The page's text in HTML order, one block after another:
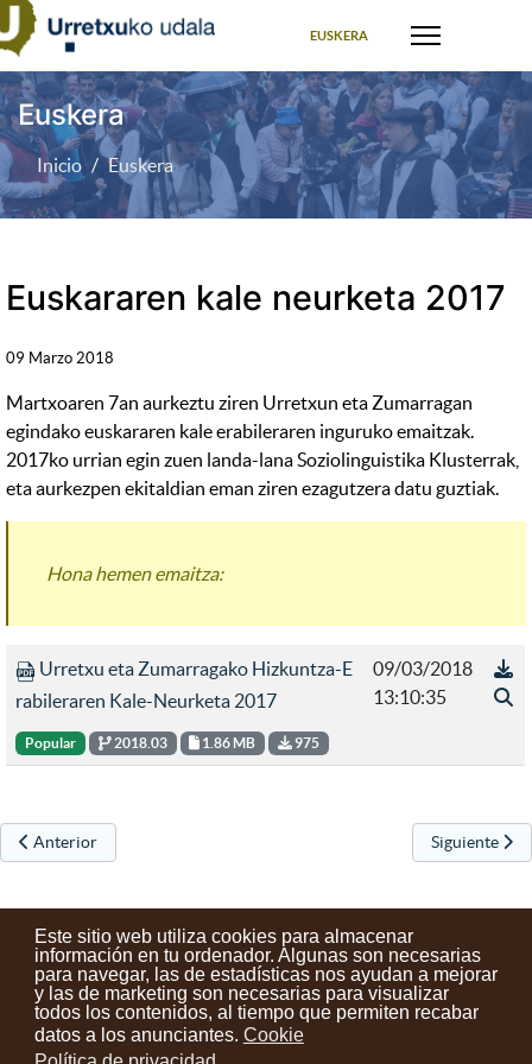
Este sitio web utiliza cookies para almacenar
información en tu ordenador. Algunas son necesarias
para navegar, las de estadísticas nos ayudan a mejorar
y las de marketing son necesarias para visualizar
todos los contenidos, al tiempo que permiten recabar
datos a los anunciantes. Cookie
EUSKERA
Euskera
Inicio Euskera
Euskararen kale neurketa 2017
09 Marzo 2018
Martxoaren 7an aurkeztu ziren Urretxun eta Zumarragan
egindako euskararen kale erabileraren inguruko emaitzak.
2017ko urrian egin zuen landa-lana Soziolinguistika Klusterrak,
eta aurkezpen ekitaldian eman ziren ezagutzera datu guztiak.
Hona hemen emaitza:
Urretxu eta Zumarragako Hizkuntza-E
rabileraren Kale-Neurketa 2017
Popular 2018.03 1.86 MB 975
09/03/2018
13:10:35
Artículo anterior: 2018ko Bertso paper lehiaketako sariak banatu dira
Anterior Artículo
Siguiente
Contactos Condiciones de uso Aviso legal
Noticias
Tu opinión cuenta